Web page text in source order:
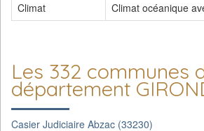
Climat
Climat océanique
Les 332 communes
département
Casier Judiciaire Abzac (33230)